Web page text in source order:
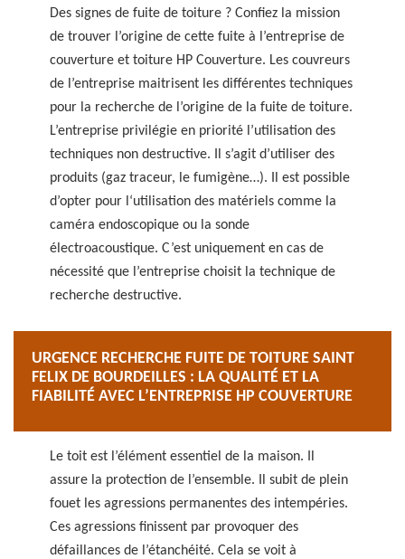
Des signes de fuite de toiture ? Confiez la mission
de trouver l’origine de cette fuite à l’entreprise de
couverture et toiture HP Couverture. Les couvreurs
de l’entreprise maitrisent les différentes techniques
pour la recherche de l’origine de la fuite de toiture.
L’entreprise privilégie en priorité l’utilisation des
techniques non destructive. Il s’agit d’utiliser des
produits (gaz traceur, le fumigène…). Il est possible
d’opter pour l‘utilisation des matériels comme la
caméra endoscopique ou la sonde
électroacoustique. C’est uniquement en cas de
nécessité que l’entreprise choisit la technique de
recherche destructive.
URGENCE RECHERCHE FUITE DE TOITURE SAINT
FELIX DE BOURDEILLES : LA QUALITÉ ET LA
FIABILITÉ AVEC L’ENTREPRISE HP COUVERTURE
Le toit est l’élément essentiel de la maison. Il
assure la protection de l’ensemble. Il subit de plein
fouet les agressions permanentes des intempéries.
Ces agressions finissent par provoquer des
défaillances de l’étanchéité. Cela se voit à